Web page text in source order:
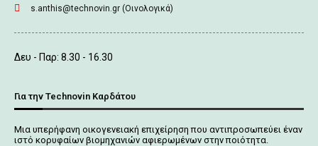
s.anthis@technovin.gr (Οινολογικά)
Δευ - Παρ: 8.30 - 16.30
Για την Technovin Καρδάτου
Μια υπερήφανη οικογενειακή επιχείρηση που αντιπροσωπεύει έναν
ιστό κορυφαίων βιομηχανιών αφιερωμένων στην ποιότητα.